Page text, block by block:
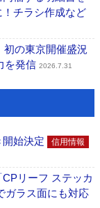
チラシ作成など
初の東京開催盛況
を発信 2026.7.31
始決定 信用情報
リーフ ステッカ
ラス面にも対応